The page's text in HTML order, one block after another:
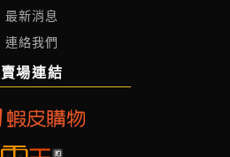
最新消息
連絡我們
賣場連結